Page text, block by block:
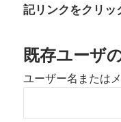
記リンクをクリッ
既存ユーザ
ユーザー名または